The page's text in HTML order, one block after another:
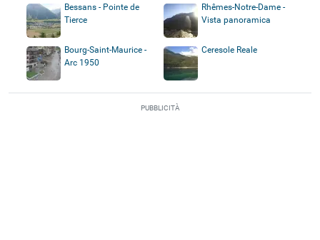
Bessans - Pointe de
Tierce
Rhêmes-Notre-Dame -
Vista panoramica
Bourg-Saint-Maurice -
Arc 1950
Ceresole Reale
PUBBLICITÀ